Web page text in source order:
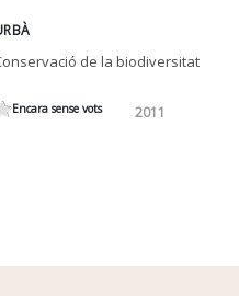
de la biodiversitat
Encara sense vots 2011